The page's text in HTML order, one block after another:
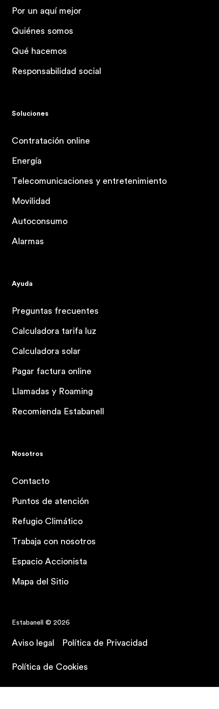
Por un aquí mejor
Quiénes somos
Qué hacemos
Responsabilidad social
Soluciones
Contratación online
Energía
Telecomunicaciones y entretenimiento
Movilidad
Autoconsumo
Alarmas
Ayuda
Preguntas frecuentes
Calculadora tarifa luz
Calculadora solar
Pagar factura online
Llamadas y Roaming
Recomienda Estabanell
Nosotros
Contacto
Puntos de atención
Refugio Climático
Trabaja con nosotros
Espacio Accionista
Mapa del Sitio
Estabanell © 2026
Aviso legal Política de Privacidad
Política de Cookies